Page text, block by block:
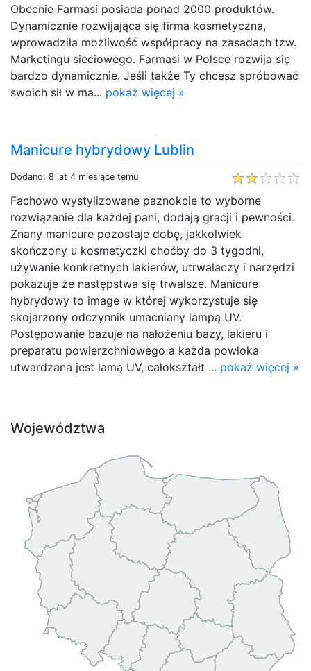
Obecnie Farmasi posiada ponad 2000 produktów.
Dynamicznie rozwijająca się firma kosmetyczna,
wprowadziła możliwość współpracy na zasadach tzw.
Marketingu sieciowego. Farmasi w Polsce rozwija się
bardzo dynamicznie. Jeśli także Ty chcesz spróbować
swoich sił w ma... pokaż więcej »
Manicure hybrydowy Lublin
Dodano: 8 lat 4 miesiące temu
Fachowo wystylizowane paznokcie to wyborne
rozwiązanie dla każdej pani, dodają gracji i pewności.
Znany manicure pozostaje dobę, jakkolwiek
skończony u kosmetyczki choćby do 3 tygodni,
używanie konkretnych lakierów, utrwalaczy i narzędzi
pokazuje że następstwa się trwalsze. Manicure
hybrydowy to image w której wykorzystuje się
skojarzony odczynnik umacniany lampą UV.
Postępowanie bazuje na nałożeniu bazy, lakieru i
preparatu powierzchniowego a każda powłoka
utwardzana jest lamą UV, całokształt ... pokaż więcej »
Województwa